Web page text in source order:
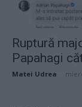
Ruptură
Papahagi
Matei Udrea